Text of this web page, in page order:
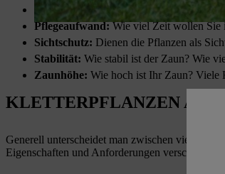
Bevorzugen Sie
Pflegeaufwand:Wie viel Zeit wollen Sie
Sichtschutz: Dienen die Pflanzen als
Stabilität: Wie stabil ist der Zaun? Wie
Zaunhöhe: Wie hoch ist Ihr Zaun? Viele
KLETTERPFLANZEN AM
Generell unterscheidet man zwischen vier
Eigenschaften und Anforderungen verschiedener